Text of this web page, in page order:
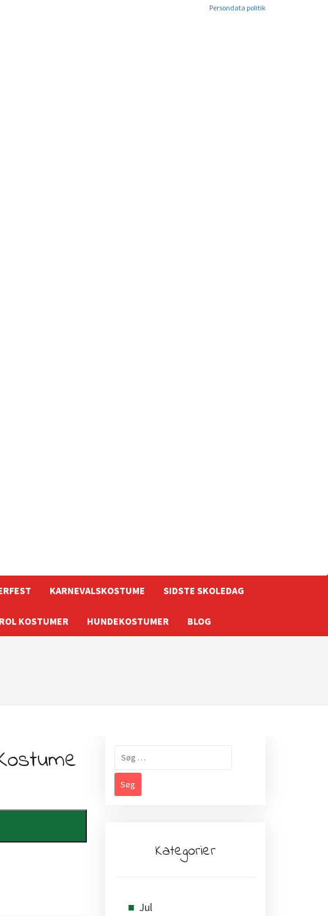
Persondata politik
KARNEVALSKOSTUME SIDSTE SKOLEDAG
KOSTUMER HUNDEKOSTUMER BLOG
efter:
Kategorier
Jul